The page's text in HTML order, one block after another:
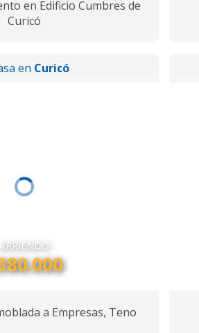
en Edificio Cumbres de
Curicó
en Curicó
ARRIENDO
a Empresas, Teno